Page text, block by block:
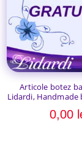
Articole botez
Lidardi, Handmade
0,00